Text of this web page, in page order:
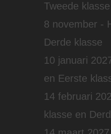
Tweede klasse
8 november -
Derde klasse
10 januari
en Eerste
14 februari
klasse en